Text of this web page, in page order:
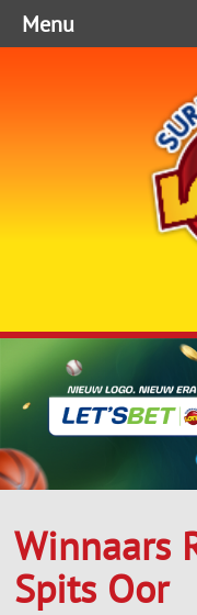
Winnaars
Spits Oor
Menu